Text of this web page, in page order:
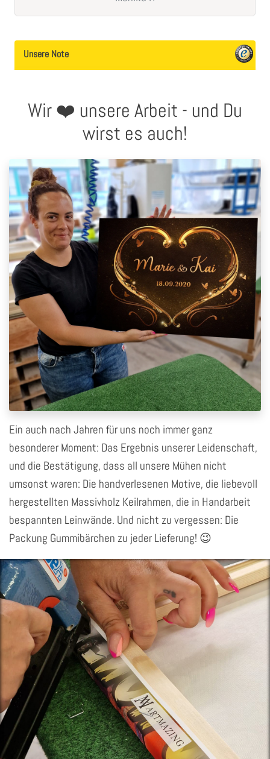
Unsere Note
Wir ❤️ unsere Arbeit - und Du
wirst es auch!
Ein auch nach Jahren für uns noch immer ganz
besonderer Moment: Das Ergebnis unserer Leidenschaft,
und die Bestätigung, dass all unsere Mühen nicht
umsonst waren: Die handverlesenen Motive, die liebevoll
hergestellten Massivholz Keilrahmen, die in Handarbeit
bespannten Leinwände. Und nicht zu vergessen: Die
Packung Gummibärchen zu jeder Lieferung! 😉